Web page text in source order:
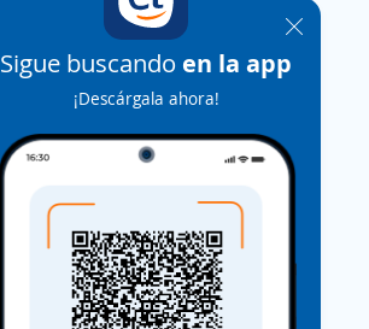
Sigue buscando en la app
¡Descárgala ahora!